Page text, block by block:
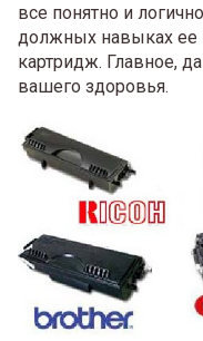
все понятно и
должных навыках ее
картридж. Главное,
вашего здоровья.